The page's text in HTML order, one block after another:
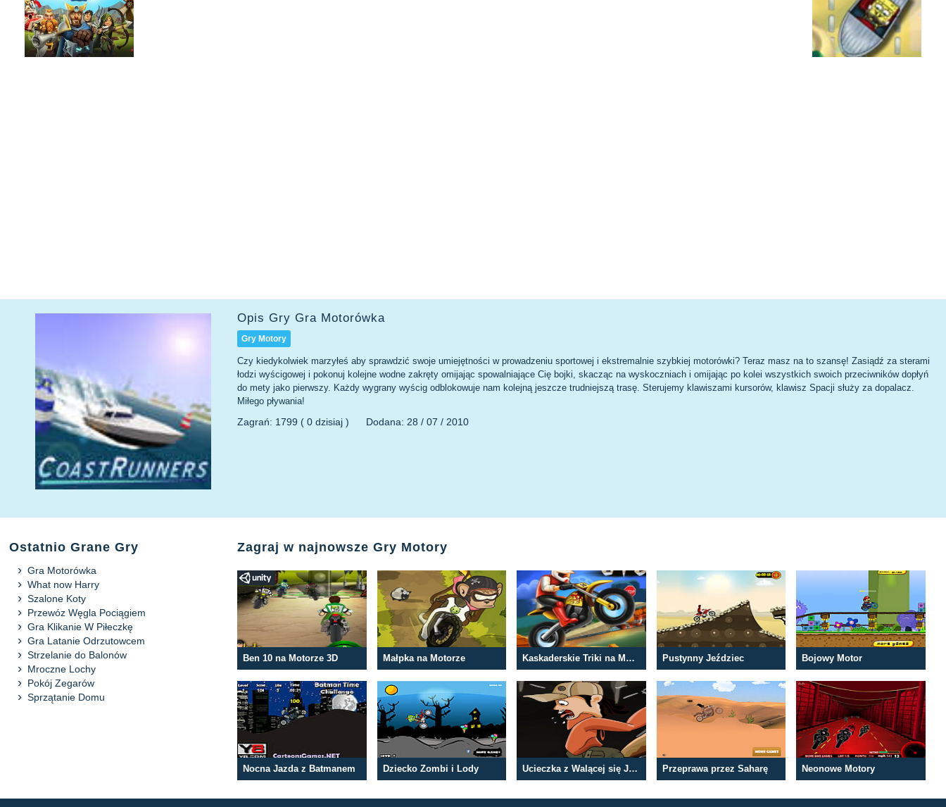
Opis Gry Gra Motorówka
Gry Motory
Czy kiedykolwiek marzyłeś aby sprawdzić swoje umiejętności w prowadzeniu sportowej i ekstremalnie szybkiej motorówki? Teraz masz na to szansę! Zasiądź za sterami
łodzi wyścigowej i pokonuj kolejne wodne zakręty omijając spowalniające Cię bojki, skacząc na wyskoczniach i omijając po kolei wszystkich swoich przeciwników dopłyń
do mety jako pierwszy. Każdy wygrany wyścig odblokowuje nam kolejną jeszcze trudniejszą trasę. Sterujemy klawiszami kursorów, klawisz Spacji służy za dopalacz.
Miłego pływania!
Zagrań: 1799 ( 0 dzisiaj ) Dodana: 28 / 07 / 2010
Ostatnio Grane Gry
Gra Motorówka
What now Harry
Szalone Koty
Przewóz Węgla Pociągiem
Gra Klikanie W Piłeczkę
Gra Latanie Odrzutowcem
Strzelanie do Balonów
Mroczne Lochy
Pokój Zegarów
Sprzątanie Domu
Zagraj w najnowsze Gry Motory
Ben 10 na Motorze 3D Małpka na Motorze Kaskaderskie Triki na Motorze Pustynny Jeździec Bojowy Motor
Nocna Jazda z Batmanem Dziecko Zombi i Lody Ucieczka z Walącej się Jaskini Przeprawa przez Saharę Neonowe Motory